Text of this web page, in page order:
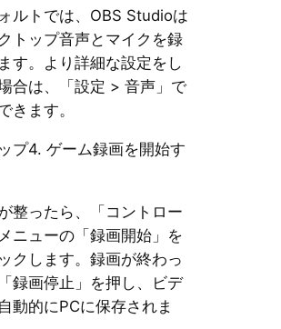
ルトでは、OBS Studioは
トップ音声とマイクを録
す。より詳細な設定をし
合は、「設定 > 音声」で
きます。
プ4. ゲーム録画を開始す
整ったら、「コントロー
ニューの「録画開始」を
クします。録画が終わっ
録画停止」を押し、ビデ
動的にPCに保存されま